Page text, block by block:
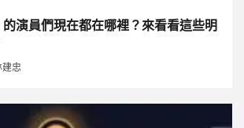
的演員們現在都在哪裡？來看看這些明
建忠